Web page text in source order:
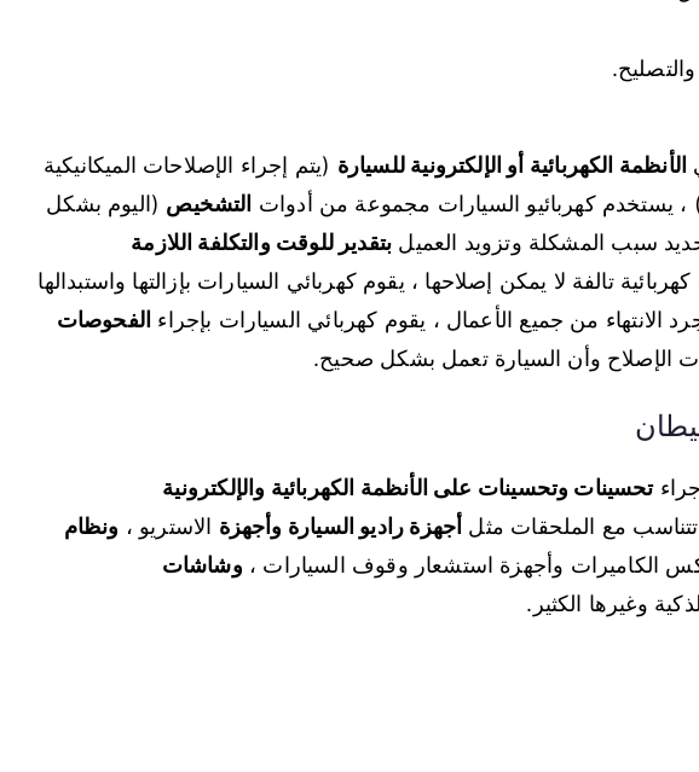
والتصليح.
الأنظمة الكهربائية أو الإلكترونية للسيارة (يتم إجراء الإصلاحات الميكانيكية
، يستخدم كهربائيو السيارات مجموعة من أدوات التشخيص (اليوم بشكل
سبب المشكلة وتزويد العميل بتقدير للوقت والتكلفة اللازمة
تالفة لا يمكن إصلاحها ، يقوم كهربائي السيارات بإزالتها واستبدالها
الانتهاء من جميع الأعمال ، يقوم كهربائي السيارات بإجراء الفحوصات
الإصلاح وأن السيارة تعمل بشكل صحيح.
تحسينات وتحسينات على الأنظمة الكهربائية والإلكترونية
مع الملحقات مثل أجهزة راديو السيارة وأجهزة الاستريو ، ونظام
الكاميرات وأجهزة استشعار وقوف السيارات ، وشاشات
وغيرها الكثير.